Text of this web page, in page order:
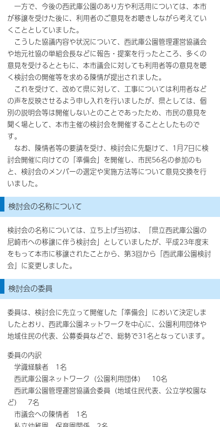
一方で、今後の西武庫公園のあり方や利活用については、本市
が移譲を受けた後に、利用者のご意見をお聴きしながら考えてい
くこととしていました。
こうした協議内容や状況について、西武庫公園管理運営協議会
や地元社協の単組会長などに報告・提案を行ったところ、多くの
意見を受けるとともに、本市議会に対しても利用者等の意見を聴
く検討会の開催等を求める陳情が提出されました。
これを受けて、改めて県に対して、工事については利用者など
の声を反映させるよう申し入れを行いましたが、県としては、個
別の説明会等は開催しないとのことであったため、市民の意見を
聞く場として、本市主催の検討会を開催することとしたもので
す。
なお、陳情者等の要請を受け、検討会に先駆けて、1月7日に検
討会開催に向けての「準備会」を開催し、市民56名の参加のも
と、検討会のメンバーの選定や実施方法等について意見交換を行
いました。
検討会の名称について
検討会の名称については、立ち上げ当初は、「県立西武庫公園の
尼崎市への移譲に伴う検討会」としていましたが、平成23年度末
をもって本市に移譲されたことから、第3回から「西武庫公園検討
会」に変更しました。
検討会の委員
委員は、検討会に先立って開催した「準備会」において決定しま
したとおり、西武庫公園ネットワークを中心に、公園利用団体や
地域住民の代表、公募委員などで、総勢で31名となっています。
委員の内訳
学識経験者 1名
西武庫公園ネットワーク（公園利用団体） 10名
西武庫公園管理運営協議会委員（地域住民代表、公立学校園な
ど） 7名
市議会への陳情者 1名